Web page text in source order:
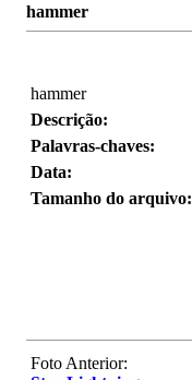
hammer
hammer
Descrição:
Palavras-chaves:
Data:
Tamanho do arquivo:
Foto Anterior: